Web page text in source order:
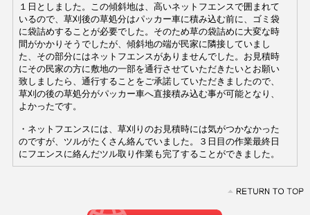
１日としました。この傾斜地は、高いネットフエンスで囲まれて
いるので、草刈後の草処分はパッカー車に積み込む前に、ゴミ袋
に袋詰めすることが必要でした。そのため草の袋詰めに大変な時
間がかかりそうでしたが、傾斜地の端が民家に隣接していまし
た、その部分にはネットフエンスがありませんでした。お見積時
にその民家の方に敷地の一部を通行させていただきたいとお願い
致しましたら、通行することをご承諾していただきましたので、
草刈の後の草処分がパッカー車へ直接積み込む事が可能となり、
よかったです。
・ネットフエンスには、草刈りのお見積時には気がつかなかった
のですが、ツルがたくさん絡んでいました。３日目の作業最終日
にフエンスに絡んだツル取り作業も完了することができました。